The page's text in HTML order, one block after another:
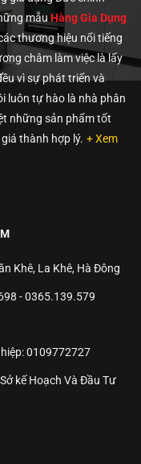
mẫu Hàng Gia Dụng
thương hiệu nổi tiếng
châm làm việc là lấy
vì sự phát triển và
luôn tự hào là nhà phân
những sản phẩm tốt
thành hợp lý. + Xem
Khê, La Khê, Hà Đông
- 0365.139.579
0109772727
kế Hoạch Và Đầu Tư